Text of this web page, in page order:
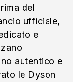
del
ufficiale,
e
autentico e
le Dyson